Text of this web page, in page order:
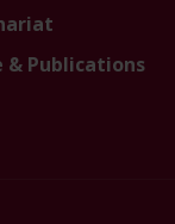
& Publications